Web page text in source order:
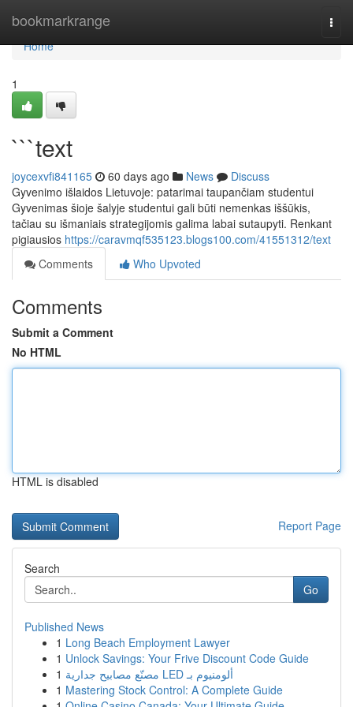
bookmarkrange
Home
Home
1
```text
joycexvfi841165 60 days ago News
Discuss
Gyvenimo išlaidos Lietuvoje: patarimai taupančiam studentui
Gyvenimas šioje šalyje studentui gali būti nemenkas iššūkis,
tačiau su išmaniais strategijomis galima labai sutaupyti. Renkant
pigiausios https://caravmqf535123.blogs100.com/41551312/text
Comments
Who Upvoted
Comments
Submit a Comment
No HTML
HTML is disabled
Report Page
Search
Go
Published News
1 Long Beach Employment Lawyer
1 Unlock Savings: Your Frive Discount Code Guide
1
مصنّع مصابيح جدارية LED ألومنيوم بـ
1 Mastering Stock Control: A Complete Guide